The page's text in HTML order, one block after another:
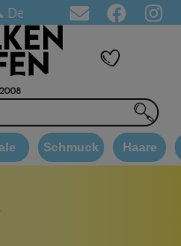
Proben in jeder Bestellung
Schmuck Haare